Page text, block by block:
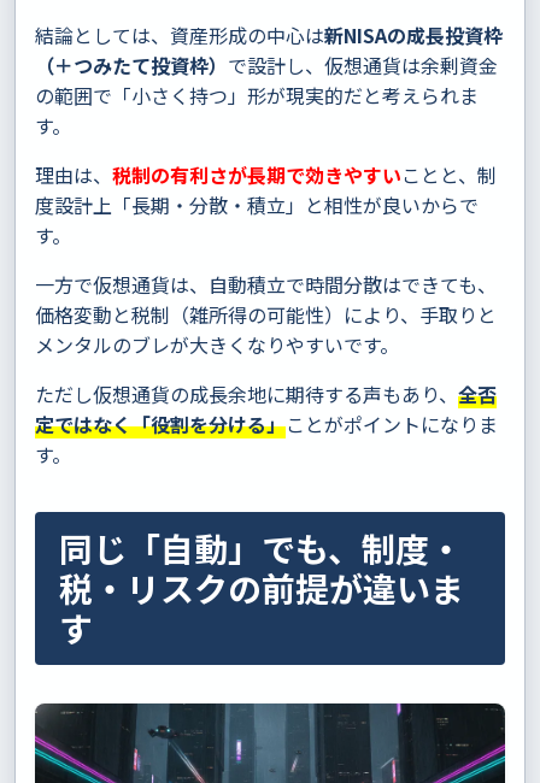
結論としては、資産形成の中心は新NISAの成長投資枠
（＋つみたて投資枠） で設計し、仮想通貨は余剰資金
の範囲で「小さく持つ」形が現実的だと考えられま
す。
理由は、 税制の有利さが長期で効きやすいことと、制
度設計上「長期・分散・積立」と相性が良いからで
す。
一方で仮想通貨は、自動積立で時間分散はできても、
価格変動と税制（雑所得の可能性）により、手取りと
メンタルのブレが大きくなりやすいです。
ただし仮想通貨の成長余地に期待する声もあり、 全否
定ではなく「役割を分ける」ことがポイントになりま
す。
同じ「自動」でも、制度・
税・リスクの前提が違いま
す